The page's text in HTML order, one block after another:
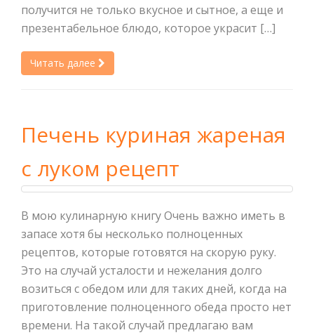
получится не только вкусное и сытное, а еще и
презентабельное блюдо, которое украсит […]
Читать далее
Печень куриная жареная
с луком рецепт
В мою кулинарную книгу Очень важно иметь в
запасе хотя бы несколько полноценных
рецептов, которые готовятся на скорую руку.
Это на случай усталости и нежелания долго
возиться с обедом или для таких дней, когда на
приготовление полноценного обеда просто нет
времени. На такой случай предлагаю вам